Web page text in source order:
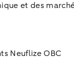
et des
Neuflize OBC